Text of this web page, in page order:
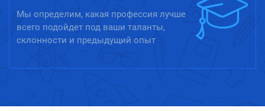
Мы определим, какая профессия лучше
всего подойдет под ваши таланты,
склонности и предыдущий опыт